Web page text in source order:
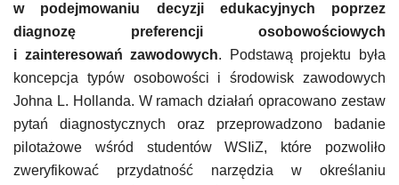
w podejmowaniu decyzji edukacyjnych poprzez
diagnozę preferencji osobowościowych
i zainteresowań zawodowych. Podstawą projektu była
koncepcja typów osobowości i środowisk zawodowych
Johna L. Hollanda. W ramach działań opracowano zestaw
pytań diagnostycznych oraz przeprowadzono badanie
pilotażowe wśród studentów WSIiZ, które pozwoliło
zweryfikować przydatność narzędzia w określaniu